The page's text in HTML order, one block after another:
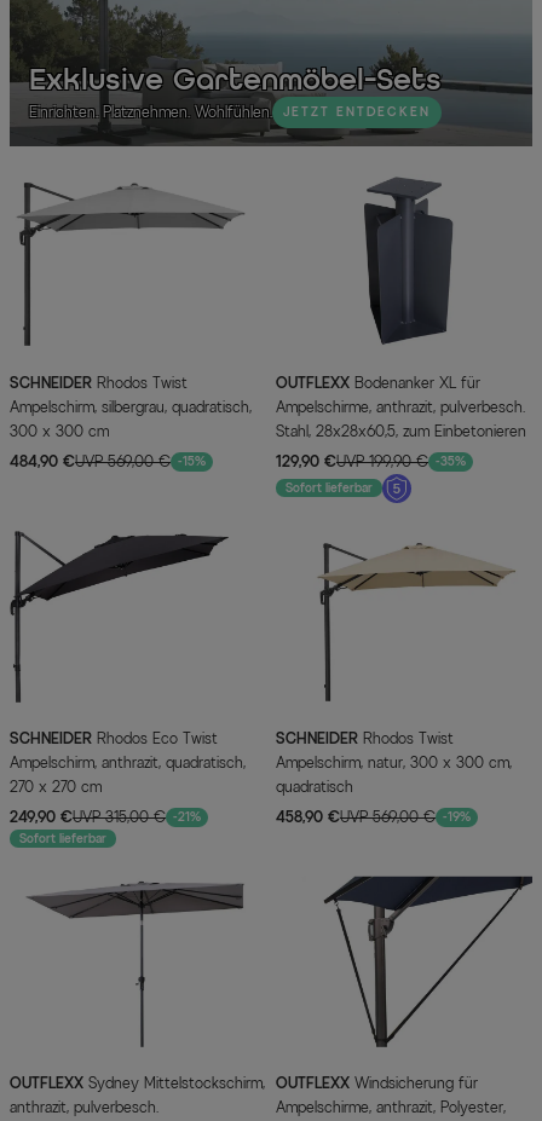
Exklusive Gartenmöbel-Sets
Einrichten. Platznehmen. Wohlfühlen. JETZT ENTDECKEN
SCHNEIDER
Ampelschirm, silbergrau, quadratisch,
300 x 300 cm
484,90 €UVP 569,00 € -15%
OUTFLEXX
Ampelschirme, anthrazit, pulverbesch.
Stahl, 28x28x60,5, zum Einbetonieren
129,90 €UVP 199,90 € -35%
Sofort lieferbar
SCHNEIDER
Ampelschirm, anthrazit, quadratisch,
270 x 270 cm
249,90 €UVP 315,00 € -21%
Sofort lieferbar
SCHNEIDER
Ampelschirm, natur, 300 x 300 cm,
quadratisch
458,90 €UVP 569,00 € -19%
OUTFLEXX
anthrazit, pulverbesch.
OUTFLEXX
Ampelschirme, anthrazit, Polyester,